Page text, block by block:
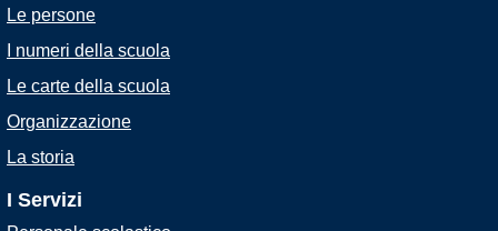
Le persone
I numeri della scuola
Le carte della scuola
Organizzazione
La storia
I Servizi